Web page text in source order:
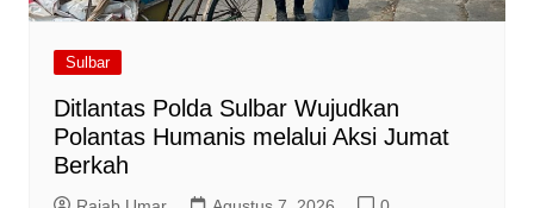
Sulbar
Ditlantas Polda Sulbar Wujudkan
Polantas Humanis melalui Aksi Jumat
Berkah